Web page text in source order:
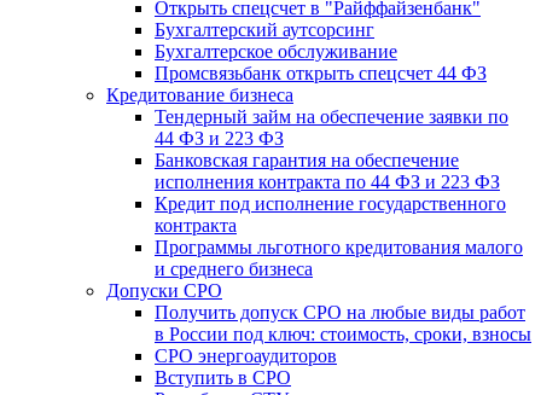
Открыть спецсчет в "Райффайзенбанк"
Бухгалтерский аутсорсинг
Бухгалтерское обслуживание
Промсвязьбанк открыть спецсчет 44 ФЗ
Кредитование бизнеса
Тендерный займ на обеспечение заявки по
44 ФЗ и 223 ФЗ
Банковская гарантия на обеспечение
исполнения контракта по 44 ФЗ и 223 ФЗ
Кредит под исполнение государственного
контракта
Программы льготного кредитования малого
и среднего бизнеса
Допуски СРО
Получить допуск СРО на любые виды работ
в России под ключ: стоимость, сроки, взносы
СРО энергоаудиторов
Вступить в СРО